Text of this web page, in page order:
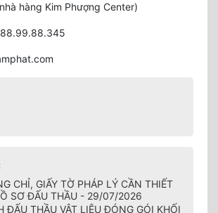
hàng Kim Phượng Center)
CHỈ, GIẤY TỜ PHÁP LÝ CẦN THIẾT
SƠ ĐẤU THẦU - 29/07/2026
ĐẤU THẦU VẬT LIỆU ĐÓNG GÓI KHỐI